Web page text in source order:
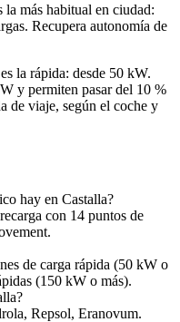
la más habitual en ciudad:
Recupera autonomía de
la rápida: desde 50 kW.
y permiten pasar del 10 %
de viaje, según el coche y
hay en Castalla?
con 14 puntos de
de carga rápida (50 kW o
(150 kW o más).
Repsol, Eranovum.